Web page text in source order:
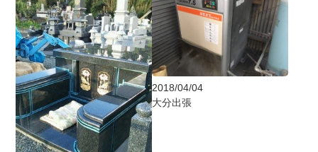
2018/04/04
大分出張